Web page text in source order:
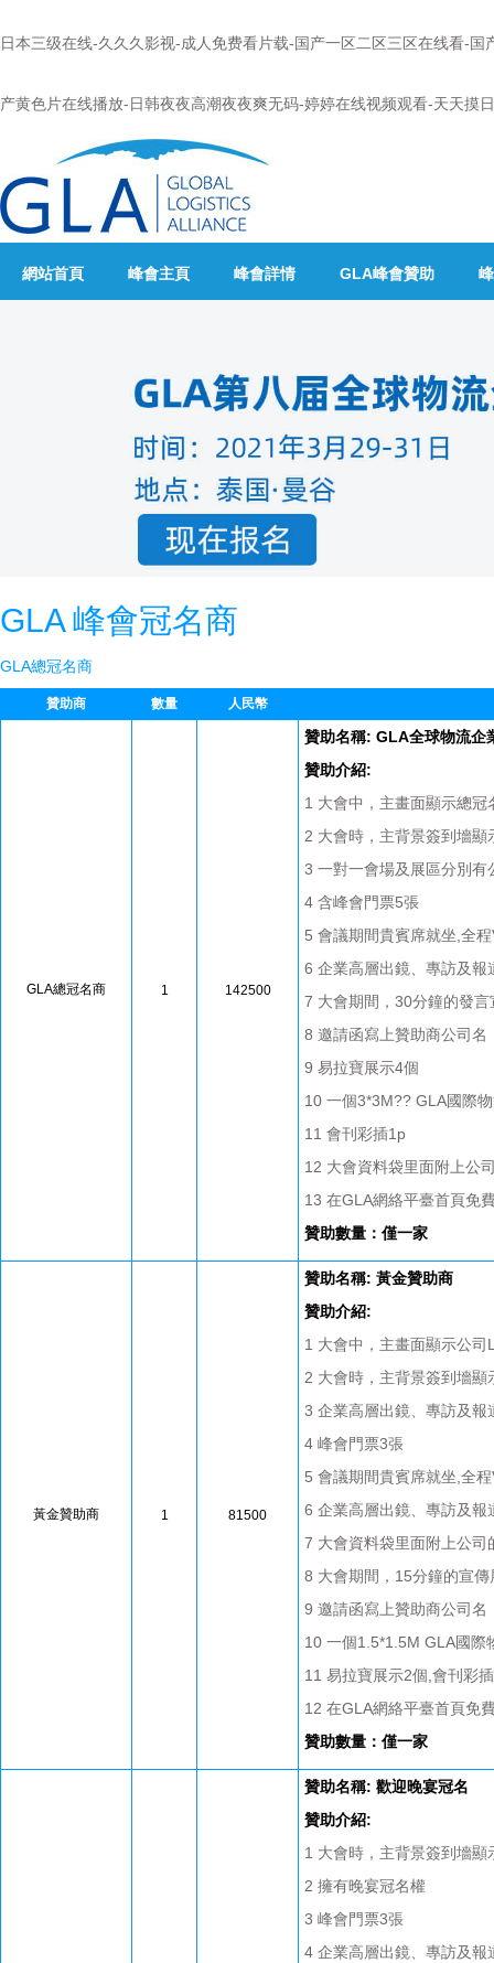
日本三级在线-久久久影视-成人免费看片载-国产一区二区三区在线看-
产黄色片在线播放-日韩夜夜高潮夜夜爽无码-婷婷在线视频观看-天天摸
網站首頁 峰會主頁 峰會詳情 GLA峰會贊助
GLA 峰會冠名商
GLA總冠名商
贊助商 數量 人民幣
GLA總冠名商 1 142500
贊助名稱: GLA全球物流企
贊助介紹:
1 大會中，主畫面顯示總
2 大會時，主背景簽到墻顯
3 一對一會場及展區分別有
4 含峰會門票5張
5 會議期間貴賓席就坐,全
6 企業高層出鏡、專訪及報
7 大會期間，30分鐘的發言
8 邀請函寫上贊助商公司
9 易拉寶展示4個
10 一個3*3M?? GLA國際
11 會刊彩插1p
12 大會資料袋里面附上公
13 在GLA網絡平臺首頁免
贊助數量：僅一家
黃金贊助商 1 81500
贊助名稱: 黃金贊助商
贊助介紹:
1 大會中，主畫面顯示公
2 大會時，主背景簽到墻
3 企業高層出鏡、專訪及報
4 峰會門票3張
5 會議期間貴賓席就坐,全
6 企業高層出鏡、專訪及報
7 大會資料袋里面附上公司
8 大會期間，15分鐘的宣傳
9 邀請函寫上贊助商公司
10 一個1.5*1.5M GLA國際
11 易拉寶展示2個,會刊彩
12 在GLA網絡平臺首頁免
贊助數量：僅一家
贊助名稱: 歡迎晚宴冠名
贊助介紹:
1 大會時，主背景簽到墻顯
2 擁有晚宴冠名權
3 峰會門票3張
4 企業高層出鏡、專訪及報